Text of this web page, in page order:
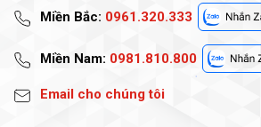
Miền Bắc: 0961.320.333
Miền Nam: 0981.810.800
Email cho chúng tôi